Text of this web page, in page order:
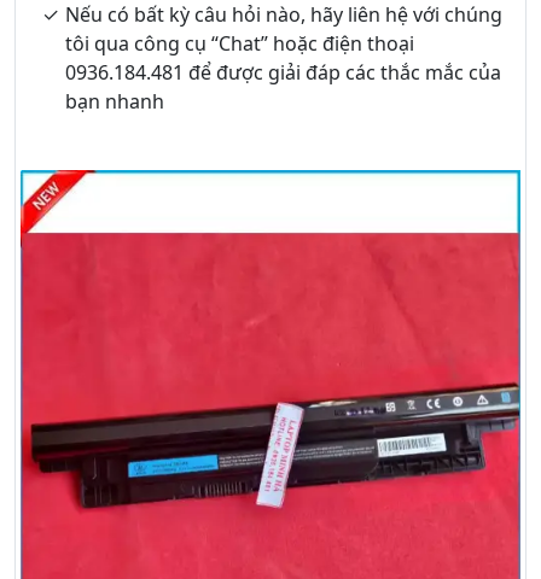
Nếu có bất kỳ câu hỏi nào, hãy liên hệ với chúng
tôi qua công cụ “Chat” hoặc điện thoại
0936.184.481 để được giải đáp các thắc mắc của
bạn nhanh